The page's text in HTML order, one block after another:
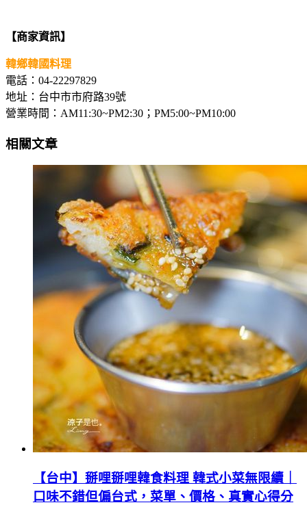
【商家資訊】
韓鄉韓國料理
電話：04-22297829
地址：台中市市府路39號
營業時間：AM11:30~PM2:30；PM5:00~PM10:00
相關文章
【台中】掰哩掰哩韓食料理 韓式小菜無限續｜
口味不錯但偏台式，菜單、價格、真實心得分